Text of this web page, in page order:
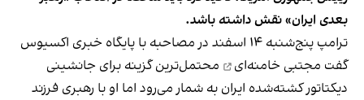
بعدی ایران» نقش داشته باشد.
ترامپ پنج‌شنبه ۱۴ اسفند در مصاحبه با پایگاه خبری اکسیوس
گفت مجتبی خامنه‌ای
محتمل‌ترین گزینه برای جانشینی
دیکتاتور کشته‌شده ایران به شمار می‌رود اما او با رهبری فرزند